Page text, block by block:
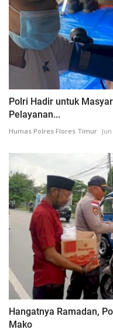
Polri Hadir untuk
Pelayanan...
Humas Polres Flores Timur
Hangatnya Ramadan,
Mako